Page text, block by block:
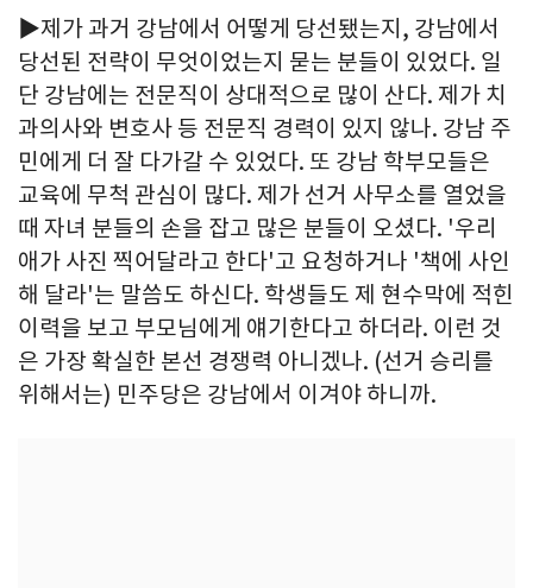
▶제가 과거 강남에서 어떻게 당선됐는지, 강남에서
당선된 전략이 무엇이었는지 묻는 분들이 있었다. 일
단 강남에는 전문직이 상대적으로 많이 산다. 제가 치
과의사와 변호사 등 전문직 경력이 있지 않나. 강남 주
민에게 더 잘 다가갈 수 있었다. 또 강남 학부모들은
교육에 무척 관심이 많다. 제가 선거 사무소를 열었을
때 자녀 분들의 손을 잡고 많은 분들이 오셨다. '우리
애가 사진 찍어달라고 한다'고 요청하거나 '책에 사인
해 달라'는 말씀도 하신다. 학생들도 제 현수막에 적힌
이력을 보고 부모님에게 얘기한다고 하더라. 이런 것
은 가장 확실한 본선 경쟁력 아니겠나. (선거 승리를
위해서는) 민주당은 강남에서 이겨야 하니까.